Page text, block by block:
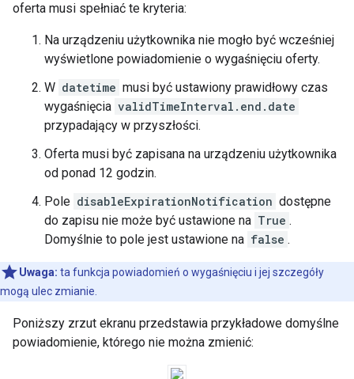
oferta musi spełniać te kryteria:
Na urządzeniu użytkownika nie mogło być wcześniej
wyświetlone powiadomienie o wygaśnięciu oferty.
W datetime musi być ustawiony prawidłowy czas
wygaśnięcia validTimeInterval.end.date
przypadający w przyszłości.
Oferta musi być zapisana na urządzeniu użytkownika
od ponad 12 godzin.
Pole disableExpirationNotification dostępne
do zapisu nie może być ustawione na True .
Domyślnie to pole jest ustawione na false .
Uwaga: ta funkcja powiadomień o wygaśnięciu i jej szczegóły
mogą ulec zmianie.
Poniższy zrzut ekranu przedstawia przykładowe domyślne
powiadomienie, którego nie można zmienić: